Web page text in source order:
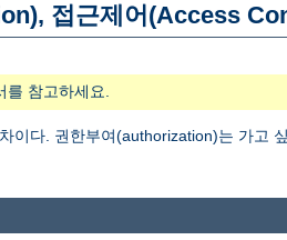
접근제어(Access
를 참고하세요.
다. 권한부여(authorization)는 가고